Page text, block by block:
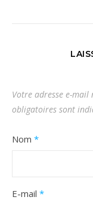
Votre adresse e-mail
obligatoires sont
Nom *
E-mail *